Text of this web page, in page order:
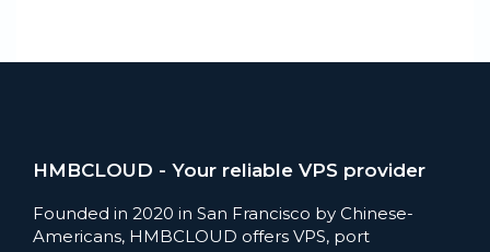
HMBCLOUD - Your reliable VPS provider
Founded in 2020 in San Francisco by Chinese-
Americans, HMBCLOUD offers VPS, port